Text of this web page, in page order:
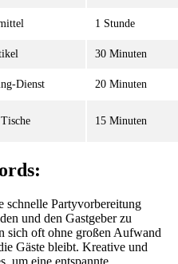
1 Stunde
30 Minuten
Dienst 20 Minuten
15 Minuten
schnelle Partyvorbereitung
und den Gastgeber zu
sich oft ohne großen Aufwand
Gäste bleibt. Kreative und
um eine entspannte